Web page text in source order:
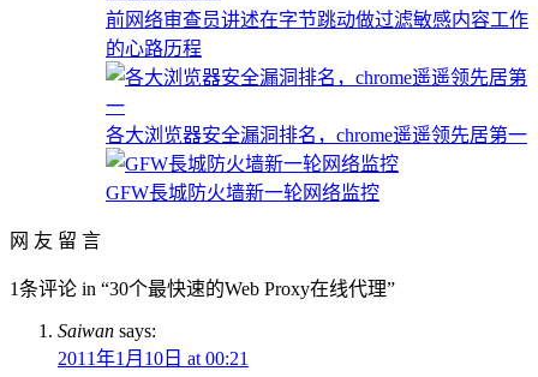
前网络审查员讲述在字节跳动做过滤敏感内容工作
的心路历程
各大浏览器安全漏洞排名，chrome遥遥领先居第一
GFW長城防火墙新一轮网络监控
网 友 留 言
1条评论 in “30个最快速的Web Proxy在线代理”
Saiwan says:
2011年1月10日 at 00:21